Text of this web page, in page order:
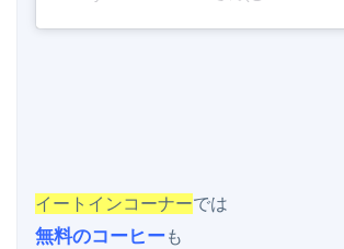
イートインコーナー
無料のコーヒーも